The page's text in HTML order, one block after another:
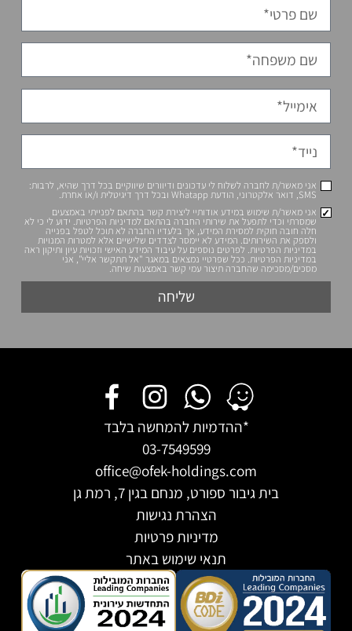
אני מאשר/ת לחברה לשלוח לי עדכונים ודיוורים שיווקיים בכל דרך שהיא, לרבות:
SMS, דואר אלקטרוני, הודעת Whatapp ובכל דרך דיגיטלית ו/או אחרת.
אני מאשר/ת שימוש במידע אודותיי ליצירת קשר בהתאם לפנייתי באמצעים
שמסרתי וכדי לתפעל את שירותי החברה בהתאם למדיניות הפרטיות. ידוע לי כי לא
חלה חובה חוקית למסירת המידע, אך בלעדיו החברה לא תוכל לטפל בפנייה
ולספק את השירותים. המידע לא יימסר לצדדים שלישיים אלא למטרות המנויות
במדיניות הפרטיות. לפרטים נוספים על עיבוד המידע האישי וזכויות עיון ותיקון ראה
במדיניות הפרטיות. ככל שפרטיי נמצאים במאגר "אל תתקשר אליי", אני
מסכים/מסכימה שהחברה תיצור עמי קשר באמצעות שיחה.
שליחה
*ההדמיות להמחשה בלבד
03-7549599
office@ofek-holdings.com
בית גיבור ספורט, מנחם בגין 7, רמת גן
הצהרת נגישות
מדיניות פרטיות
תנאי שימוש באתר